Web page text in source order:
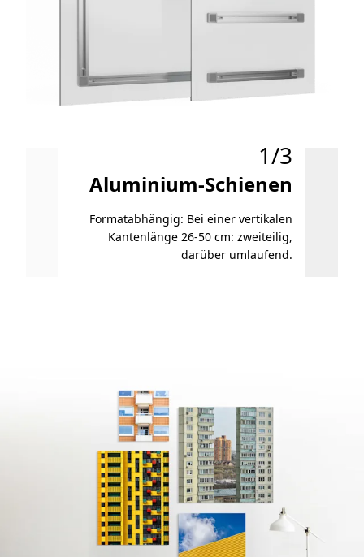
1/3
Aluminium-Schienen
Formatabhängig: Bei einer vertikalen
Kantenlänge 26-50 cm: zweiteilig,
darüber umlaufend.